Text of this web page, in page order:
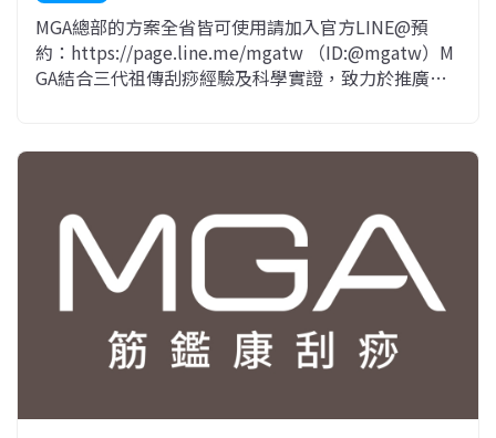
MGA總部的方案全省皆可使用請加入官方LINE@預
約：https://page.line.me/mgatw （ID:@mgatw）M
GA結合三代祖傳刮痧經驗及科學實證，致力於推廣
09:00-18:00